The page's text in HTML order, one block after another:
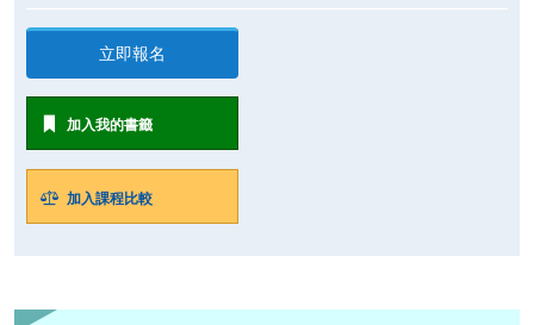
立即報名
加入我的書籤
加入課程比較